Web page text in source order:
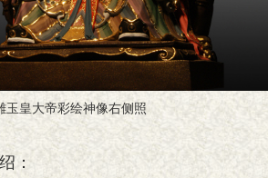
玉皇大帝彩绘神像右侧照
：